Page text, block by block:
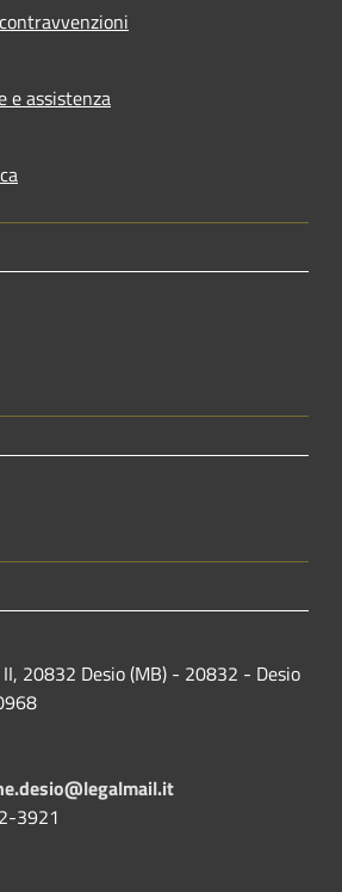
e assistenza
20832 Desio (MB) - 20832 - Desio
3921